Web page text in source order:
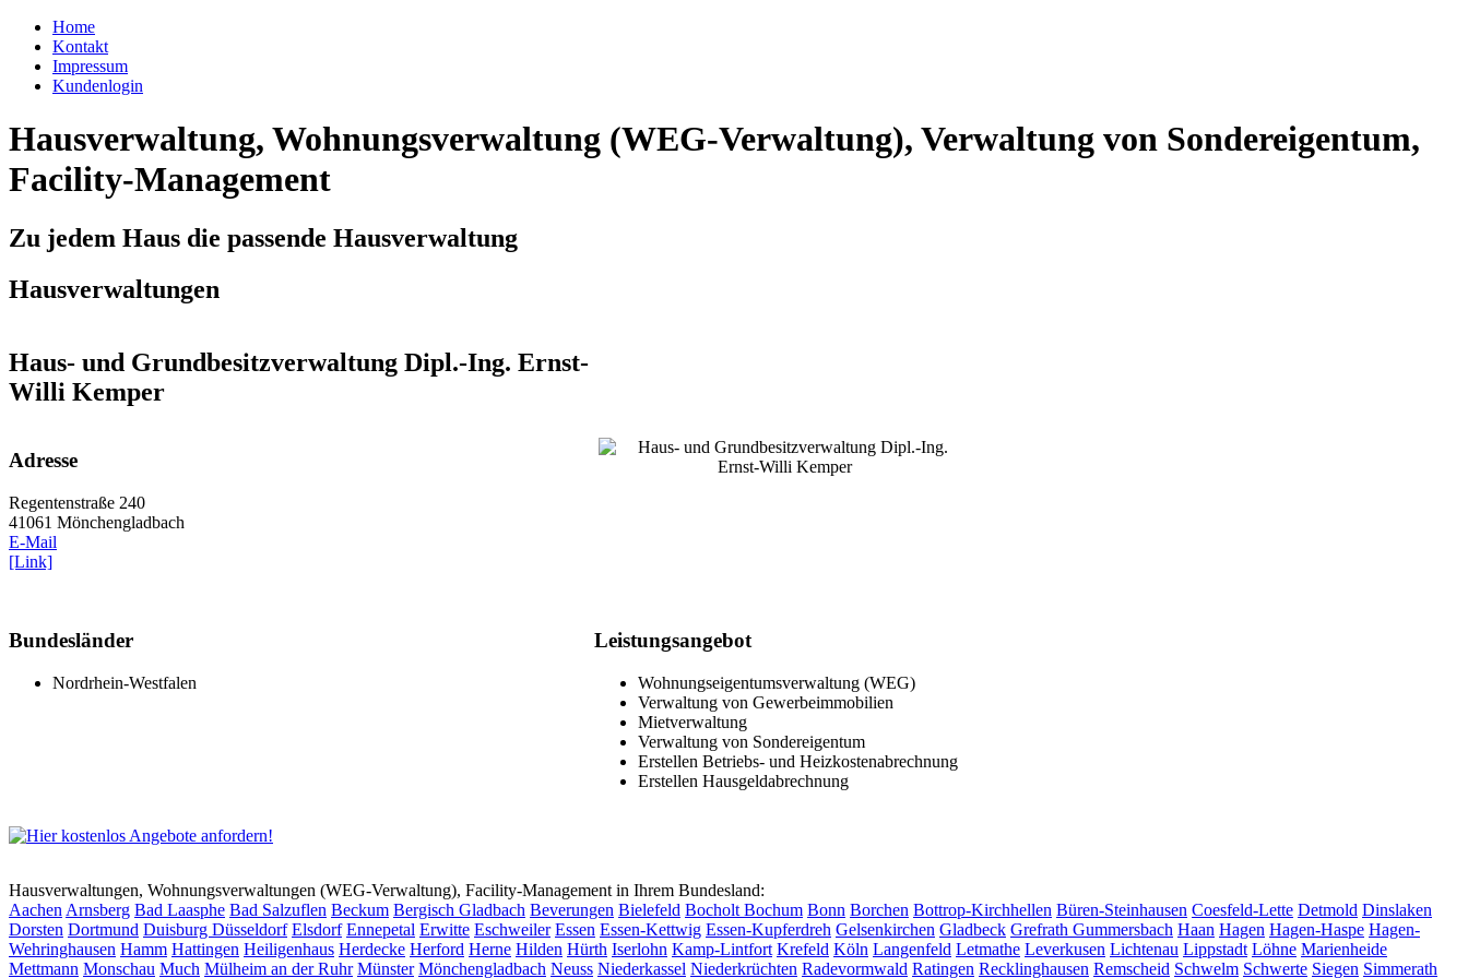
Home
Kontakt
Impressum
Kundenlogin
Hausverwaltung, Wohnungsverwaltung (WEG-Verwaltung), Verwaltung von Sondereigentum,
Facility-Management
Zu jedem Haus die passende Hausverwaltung
Hausverwaltungen
Haus- und Grundbesitzverwaltung Dipl.-Ing. Ernst-
Willi Kemper
Adresse
Regentenstraße 240
41061 Mönchengladbach
E-Mail
[Link]
Bundesländer
Nordrhein-Westfalen
Leistungsangebot
Wohnungseigentumsverwaltung (WEG)
Verwaltung von Gewerbeimmobilien
Mietverwaltung
Verwaltung von Sondereigentum
Erstellen Betriebs- und Heizkostenabrechnung
Erstellen Hausgeldabrechnung
Hausverwaltungen, Wohnungsverwaltungen (WEG-Verwaltung), Facility-Management in Ihrem Bundesland:
Aachen Arnsberg Bad Laasphe Bad Salzuflen Beckum Bergisch Gladbach Beverungen Bielefeld Bocholt Bochum Bonn Borchen Bottrop-Kirchhellen Büren-Steinhausen Coesfeld-Lette Detmold Dinslaken
Dorsten Dortmund Duisburg Düsseldorf Elsdorf Ennepetal Erwitte Eschweiler Essen Essen-Kettwig Essen-Kupferdreh Gelsenkirchen Gladbeck Grefrath Gummersbach Haan Hagen Hagen-Haspe Hagen-
Wehringhausen Hamm Hattingen Heiligenhaus Herdecke Herford Herne Hilden Hürth Iserlohn Kamp-Lintfort Krefeld Köln Langenfeld Letmathe Leverkusen Lichtenau Lippstadt Löhne Marienheide
Mettmann Monschau Much Mülheim an der Ruhr Münster Mönchengladbach Neuss Niederkassel Niederkrüchten Radevormwald Ratingen Recklinghausen Remscheid Schwelm Schwerte Siegen Simmerath